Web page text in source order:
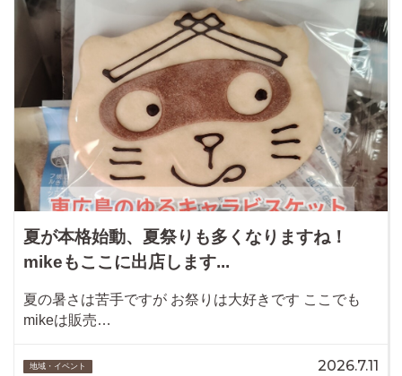
夏が本格始動、夏祭りも多くなりますね！
mikeもここに出店します...
夏の暑さは苦手ですが お祭りは大好きです ここでも
mikeは販売…
地域・イベント 2026.7.11